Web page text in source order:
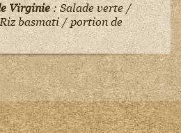
Virginie: Salade verte /
basmati / portion de